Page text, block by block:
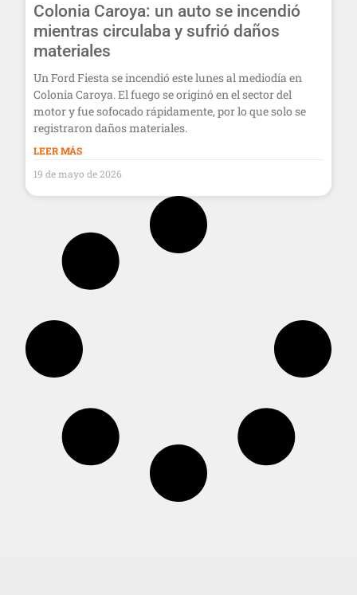
Colonia Caroya: un auto se incendió
mientras circulaba y sufrió daños
materiales
Un Ford Fiesta se incendió este lunes al mediodía en
Colonia Caroya. El fuego se originó en el sector del
motor y fue sofocado rápidamente, por lo que solo se
registraron daños materiales.
LEER MÁS
19 de mayo de 2026